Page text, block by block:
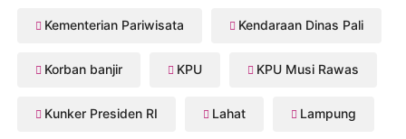
Kementerian Pariwisata Kendaraan Dinas Pali
Korban banjir KPU KPU Musi Rawas
Kunker Presiden RI Lahat Lampung